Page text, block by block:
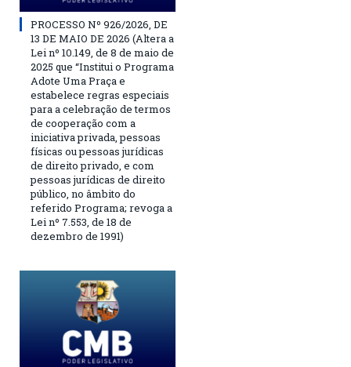
PROCESSO Nº 926/2026, DE
13 DE MAIO DE 2026 (Altera a
Lei nº 10.149, de 8 de maio de
2025 que “Institui o Programa
Adote Uma Praça e
estabelece regras especiais
para a celebração de termos
de cooperação com a
iniciativa privada, pessoas
físicas ou pessoas jurídicas
de direito privado, e com
pessoas jurídicas de direito
público, no âmbito do
referido Programa; revoga a
Lei nº 7.553, de 18 de
dezembro de 1991)